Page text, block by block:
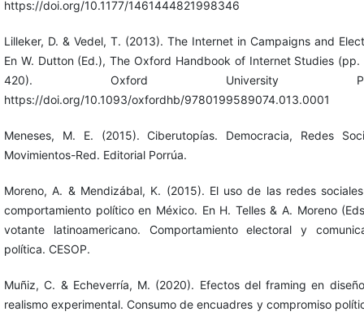
https://doi.org/10.1177/1461444821998346
Lilleker, D. & Vedel, T. (2013). The Internet in Campaigns and
En W. Dutton (Ed.), The Oxford Handbook of Internet Studies (pp.
420). Oxford University
https://doi.org/10.1093/oxfordhb/9780199589074.013.0001
Meneses, M. E. (2015). Ciberutopías. Democracia, Redes
Movimientos-Red. Editorial Porrúa.
Moreno, A. & Mendizábal, K. (2015). El uso de las redes
comportamiento político en México. En H. Telles & A. Moreno
votante latinoamericano. Comportamiento electoral y
política. CESOP.
Muñiz, C. & Echeverría, M. (2020). Efectos del framing en
realismo experimental. Consumo de encuadres y compromiso